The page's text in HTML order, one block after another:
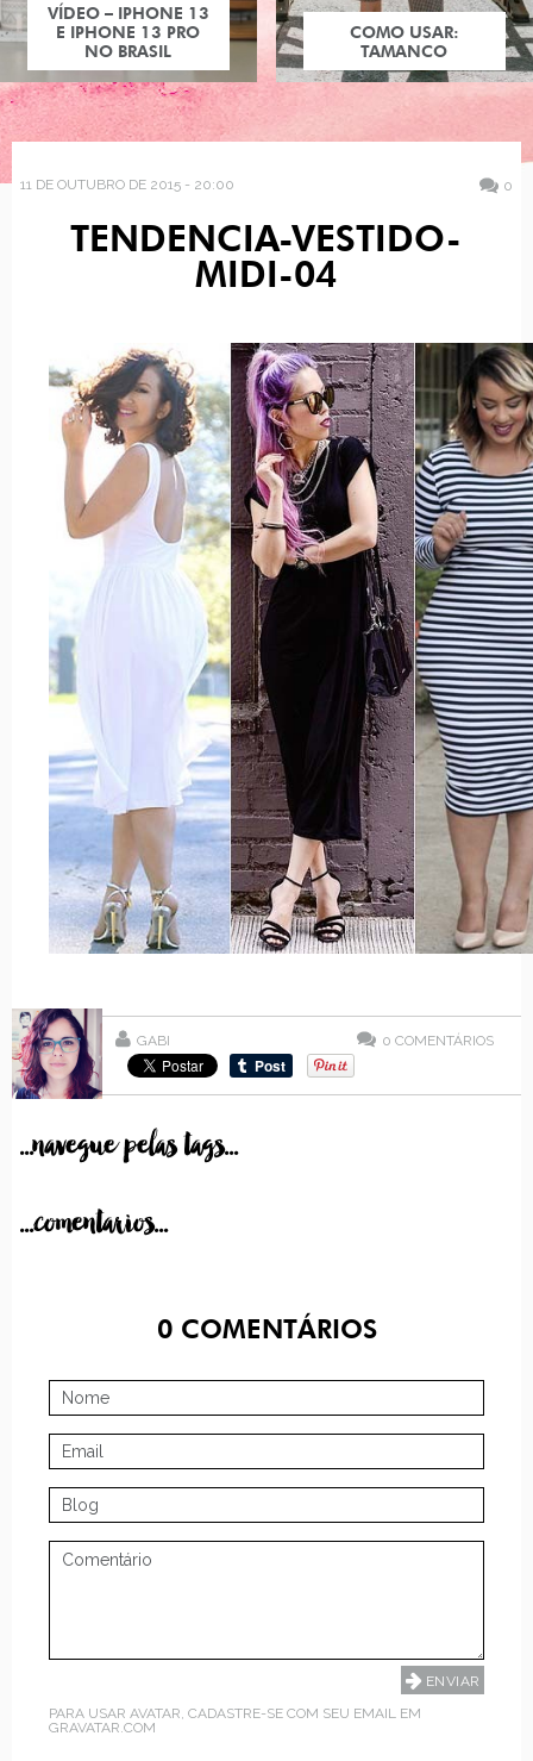
VÍDEO – IPHONE 13
E IPHONE 13 PRO
NO BRASIL
COMO USAR:
TAMANCO
11 DE OUTUBRO DE 2015 - 20:00 0
TENDENCIA-VESTIDO-
MIDI-04
GABI 0 COMENTÁRIOS
...navegue pelas tags...
...comentarios...
0COMENTÁRIOS
PARA USAR AVATAR, CADASTRE-SE COM SEU EMAIL EM
GRAVATAR.COM